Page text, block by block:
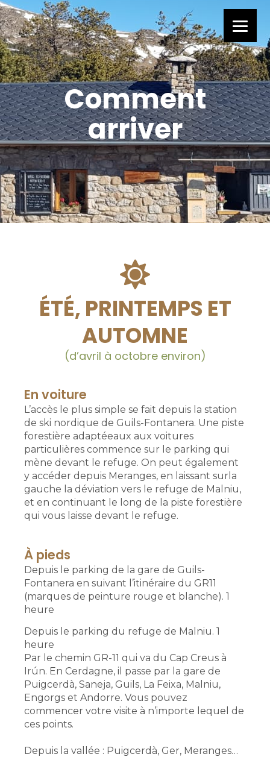
Comment
arriver
ÉTÉ, PRINTEMPS ET
AUTOMNE
(d’avril à octobre environ)
En voiture
L’accès le plus simple se fait depuis la station
de ski nordique de Guils-Fontanera. Une piste
forestière adaptéeaux aux voitures
particulières commence sur le parking qui
mène devant le refuge. On peut également
y accéder depuis Meranges, en laissant surla
gauche la déviation vers le refuge de Malniu,
et en continuant le long de la piste forestière
qui vous laisse devant le refuge.
À pieds
Depuis le parking de la gare de Guils-
Fontanera en suivant l’itinéraire du GR11
(marques de peinture rouge et blanche). 1
heure
Depuis le parking du refuge de Malniu. 1
heure
Par le chemin GR-11 qui va du Cap Creus à
Irún. En Cerdagne, il passe par la gare de
Puigcerdà, Saneja, Guils, La Feixa, Malniu,
Engorgs et Andorre. Vous pouvez
commencer votre visite à n’importe lequel de
ces points.
Depuis la vallée : Puigcerdà, Ger, Meranges…